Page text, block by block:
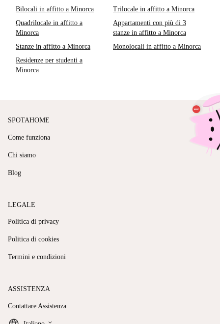
Bilocali in affitto a Minorca
Trilocale in affitto a Minorca
Quadrilocale in affitto a
Minorca
Appartamenti con più di 3
stanze in affitto a Minorca
Stanze in affitto a Minorca
Monolocali in affitto a Minorca
Residenze per studenti a
Minorca
SPOTAHOME
Come funziona
Chi siamo
Blog
LEGALE
Politica di privacy
Politica di cookies
Termini e condizioni
ASSISTENZA
Contattare Assistenza